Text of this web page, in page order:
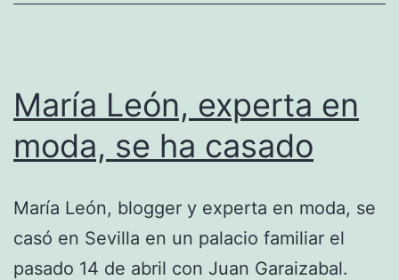
María León, experta en
moda, se ha casado
María León, blogger y experta en moda, se
casó en Sevilla en un palacio familiar el
pasado 14 de abril con Juan Garaizabal.